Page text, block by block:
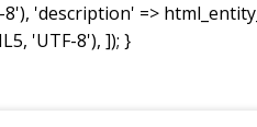
'description' =>
'UTF-8'), ]); }